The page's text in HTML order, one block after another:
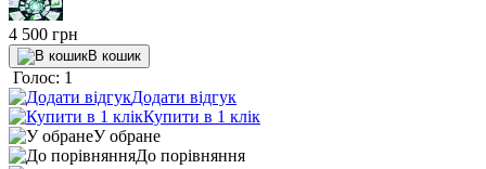
4 500 грн
В кошик
Голос: 1
Додати відгук
Купити в 1 клік
У обране
До порівняння